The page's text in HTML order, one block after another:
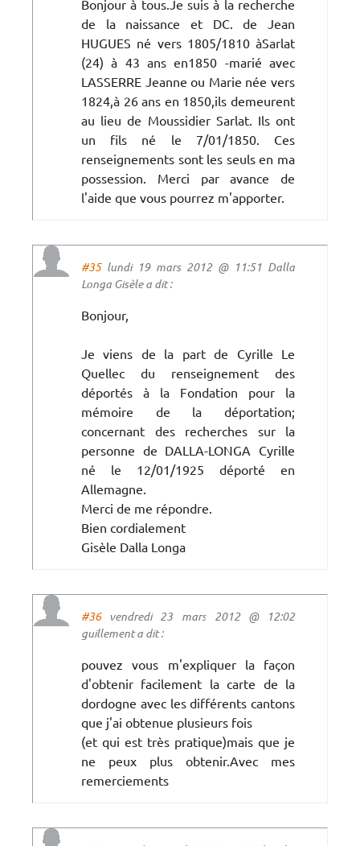
Bonjour à tous.Je suis à la recherche
de la naissance et DC. de Jean
HUGUES né vers 1805/1810 àSarlat
(24) à 43 ans en1850 -marié avec
LASSERRE Jeanne ou Marie née vers
1824,à 26 ans en 1850,ils demeurent
au lieu de Moussidier Sarlat. Ils ont
un fils né le 7/01/1850. Ces
renseignements sont les seuls en ma
possession. Merci par avance de
l'aide que vous pourrez m'apporter.
#35lundi 19 mars 2012 @ 11:51 Dalla
Longa Gisèle a dit :
Bonjour,
Je viens de la part de Cyrille Le
Quellec du renseignement des
déportés à la Fondation pour la
mémoire de la déportation;
concernant des recherches sur la
personne de DALLA-LONGA Cyrille
né le 12/01/1925 déporté en
Allemagne.
Merci de me répondre.
Bien cordialement
Gisèle Dalla Longa
#36vendredi 23 mars 2012 @ 12:02
guillement a dit :
pouvez vous m'expliquer la façon
d'obtenir facilement la carte de la
dordogne avec les différents cantons
que j'ai obtenue plusieurs fois
(et qui est très pratique)mais que je
ne peux plus obtenir.Avec mes
remerciements